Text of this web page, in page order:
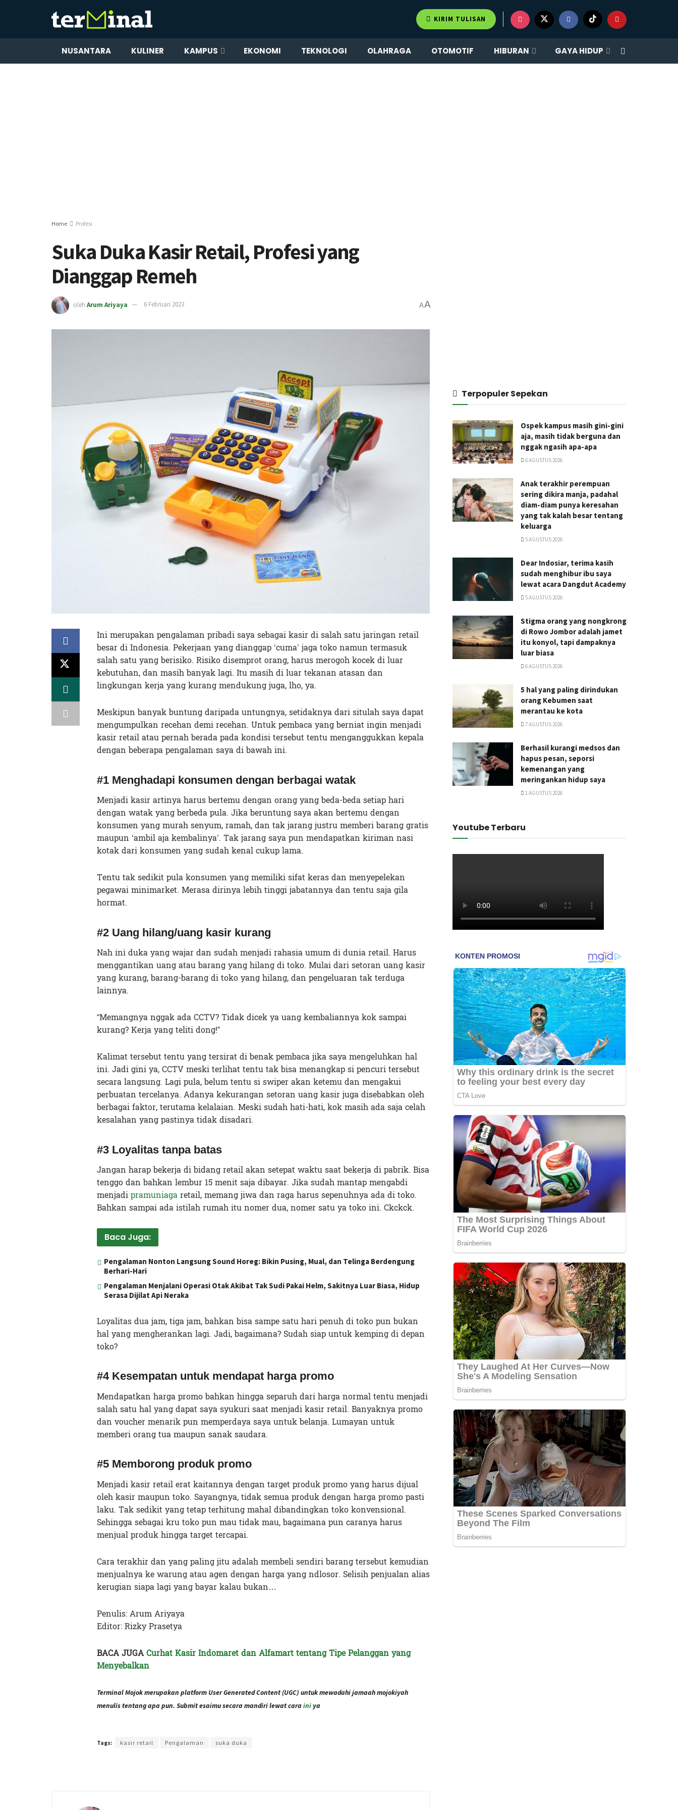
KIRIM TULISAN
NUSANTARA KULINER KAMPUS EKONOMI TEKNOLOGI OLAHRAGA OTOMOTIF HIBURAN GAYA HIDUP
Home Profesi
Suka Duka Kasir Retail, Profesi yang
Dianggap Remeh
oleh Arum Ariyaya 6 Februari 2023 AA
Ini merupakan pengalaman pribadi saya sebagai kasir di salah satu jaringan retail
besar di Indonesia. Pekerjaan yang dianggap ‘cuma’ jaga toko namun termasuk
salah satu yang berisiko. Risiko disemprot orang, harus merogoh kocek di luar
kebutuhan, dan masih banyak lagi. Itu masih di luar tekanan atasan dan
lingkungan kerja yang kurang mendukung juga, lho, ya.
Meskipun banyak buntung daripada untungnya, setidaknya dari situlah saya dapat
mengumpulkan recehan demi recehan. Untuk pembaca yang berniat ingin menjadi
kasir retail atau pernah berada pada kondisi tersebut tentu menganggukkan kepala
dengan beberapa pengalaman saya di bawah ini.
#1 Menghadapi konsumen dengan berbagai watak
Menjadi kasir artinya harus bertemu dengan orang yang beda-beda setiap hari
dengan watak yang berbeda pula. Jika beruntung saya akan bertemu dengan
konsumen yang murah senyum, ramah, dan tak jarang justru memberi barang gratis
maupun ‘ambil aja kembalinya’. Tak jarang saya pun mendapatkan kiriman nasi
kotak dari konsumen yang sudah kenal cukup lama.
Tentu tak sedikit pula konsumen yang memiliki sifat keras dan menyepelekan
pegawai minimarket. Merasa dirinya lebih tinggi jabatannya dan tentu saja gila
hormat.
#2 Uang hilang/uang kasir kurang
Nah ini duka yang wajar dan sudah menjadi rahasia umum di dunia retail. Harus
menggantikan uang atau barang yang hilang di toko. Mulai dari setoran uang kasir
yang kurang, barang-barang di toko yang hilang, dan pengeluaran tak terduga
lainnya.
“Memangnya nggak ada CCTV? Tidak dicek ya uang kembaliannya kok sampai
kurang? Kerja yang teliti dong!”
Kalimat tersebut tentu yang tersirat di benak pembaca jika saya mengeluhkan hal
ini. Jadi gini ya, CCTV meski terlihat tentu tak bisa menangkap si pencuri tersebut
secara langsung. Lagi pula, belum tentu si swiper akan ketemu dan mengakui
perbuatan tercelanya. Adanya kekurangan setoran uang kasir juga disebabkan oleh
berbagai faktor, terutama kelalaian. Meski sudah hati-hati, kok masih ada saja celah
kesalahan yang pastinya tidak disadari.
#3 Loyalitas tanpa batas
Jangan harap bekerja di bidang retail akan setepat waktu saat bekerja di pabrik. Bisa
tenggo dan bahkan lembur 15 menit saja dibayar. Jika sudah mantap mengabdi
menjadipramuniagaretail, memang jiwa dan raga harus sepenuhnya ada di toko.
Bahkan sampai ada istilah rumah itu nomer dua, nomer satu ya toko ini. Ckckck.
Baca Juga:
Pengalaman Nonton Langsung Sound Horeg: Bikin Pusing, Mual, dan Telinga Berdengung
Berhari-Hari
Pengalaman Menjalani Operasi Otak Akibat Tak Sudi Pakai Helm, Sakitnya Luar Biasa, Hidup
Serasa Dijilat Api Neraka
Loyalitas dua jam, tiga jam, bahkan bisa sampe satu hari penuh di toko pun bukan
hal yang mengherankan lagi. Jadi, bagaimana? Sudah siap untuk kemping di depan
toko?
#4 Kesempatan untuk mendapat harga promo
Mendapatkan harga promo bahkan hingga separuh dari harga normal tentu menjadi
salah satu hal yang dapat saya syukuri saat menjadi kasir retail. Banyaknya promo
dan voucher menarik pun memperdaya saya untuk belanja. Lumayan untuk
memberi orang tua maupun sanak saudara.
#5 Memborong produk promo
Menjadi kasir retail erat kaitannya dengan target produk promo yang harus dijual
oleh kasir maupun toko. Sayangnya, tidak semua produk dengan harga promo pasti
laku. Tak sedikit yang tetap terhitung mahal dibandingkan toko konvensional.
Sehingga sebagai kru toko pun mau tidak mau, bagaimana pun caranya harus
menjual produk hingga target tercapai.
Cara terakhir dan yang paling jitu adalah membeli sendiri barang tersebut kemudian
menjualnya ke warung atau agen dengan harga yang ndlosor. Selisih penjualan alias
kerugian siapa lagi yang bayar kalau bukan…
Penulis: Arum Ariyaya
Editor: Rizky Prasetya
BACA JUGACurhat Kasir Indomaret dan Alfamart tentang Tipe Pelanggan yang
Menyebalkan
Terminal Mojok merupakan platform User Generated Content (UGC) untuk mewadahi jamaah mojokiyah
menulis tentang apa pun. Submit esaimu secara mandiri lewat caraini ya
Tags: kasir retail Pengalaman suka duka
Terpopuler Sepekan
Ospek kampus masih gini-gini
aja, masih tidak berguna dan
nggak ngasih apa-apa
6 AGUSTUS 2026
Anak terakhir perempuan
sering dikira manja, padahal
diam-diam punya keresahan
yang tak kalah besar tentang
keluarga
5 AGUSTUS 2026
Dear Indosiar, terima kasih
sudah menghibur ibu saya
lewat acara Dangdut Academy
5 AGUSTUS 2026
Stigma orang yang nongkrong
di Rowo Jombor adalah jamet
itu konyol, tapi dampaknya
luar biasa
6 AGUSTUS 2026
5 hal yang paling dirindukan
orang Kebumen saat
merantau ke kota
7 AGUSTUS 2026
Berhasil kurangi medsos dan
hapus pesan, seporsi
kemenangan yang
meringankan hidup saya
1 AGUSTUS 2026
Youtube Terbaru